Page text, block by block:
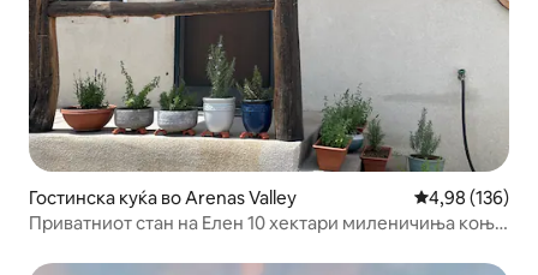
Гостинска куќа во Arenas Valley Просечна
4,98 (136)
Приватниот стан на Елен 10 хектари миленичиња коњи